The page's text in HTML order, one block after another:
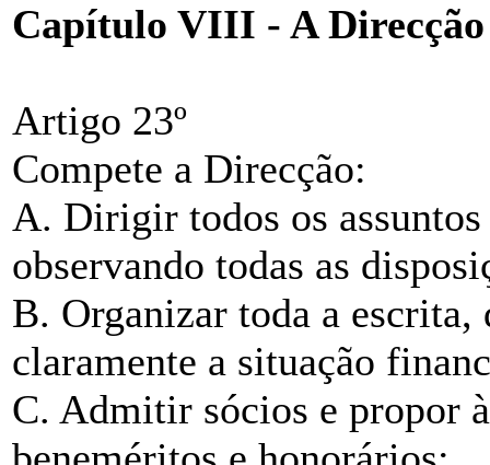
Capítulo VIII - A Direcção
Artigo 23º
Compete a Direcção:
A. Dirigir todos os
observando todas as
B. Organizar toda a escrita,
claramente a situação
C. Admitir sócios e propor